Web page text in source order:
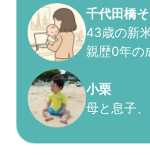
千代田橋
43歳の新
親歴0年の
小栗
母と息子